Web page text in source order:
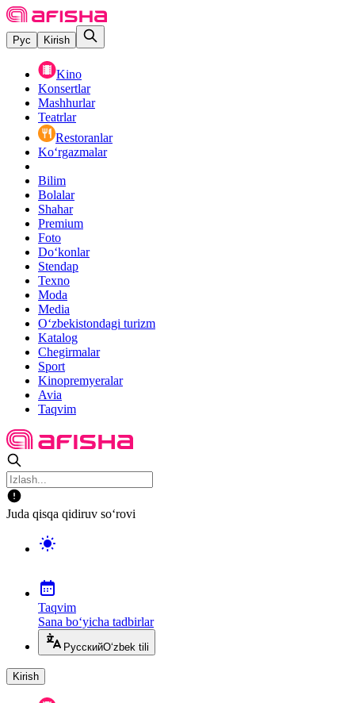
Рус Kirish
Kino
Konsertlar
Mashhurlar
Teatrlar
Restoranlar
Ko‘rgazmalar
Bilim
Bolalar
Shahar
Premium
Foto
Do‘konlar
Stendap
Texno
Moda
Media
O‘zbekistondagi turizm
Katalog
Chegirmalar
Sport
Kinopremyeralar
Avia
Taqvim
Juda qisqa qidiruv so‘rovi
Taqvim
Sana bo‘yicha tadbirlar
РусскийO‘zbek tili
Kirish